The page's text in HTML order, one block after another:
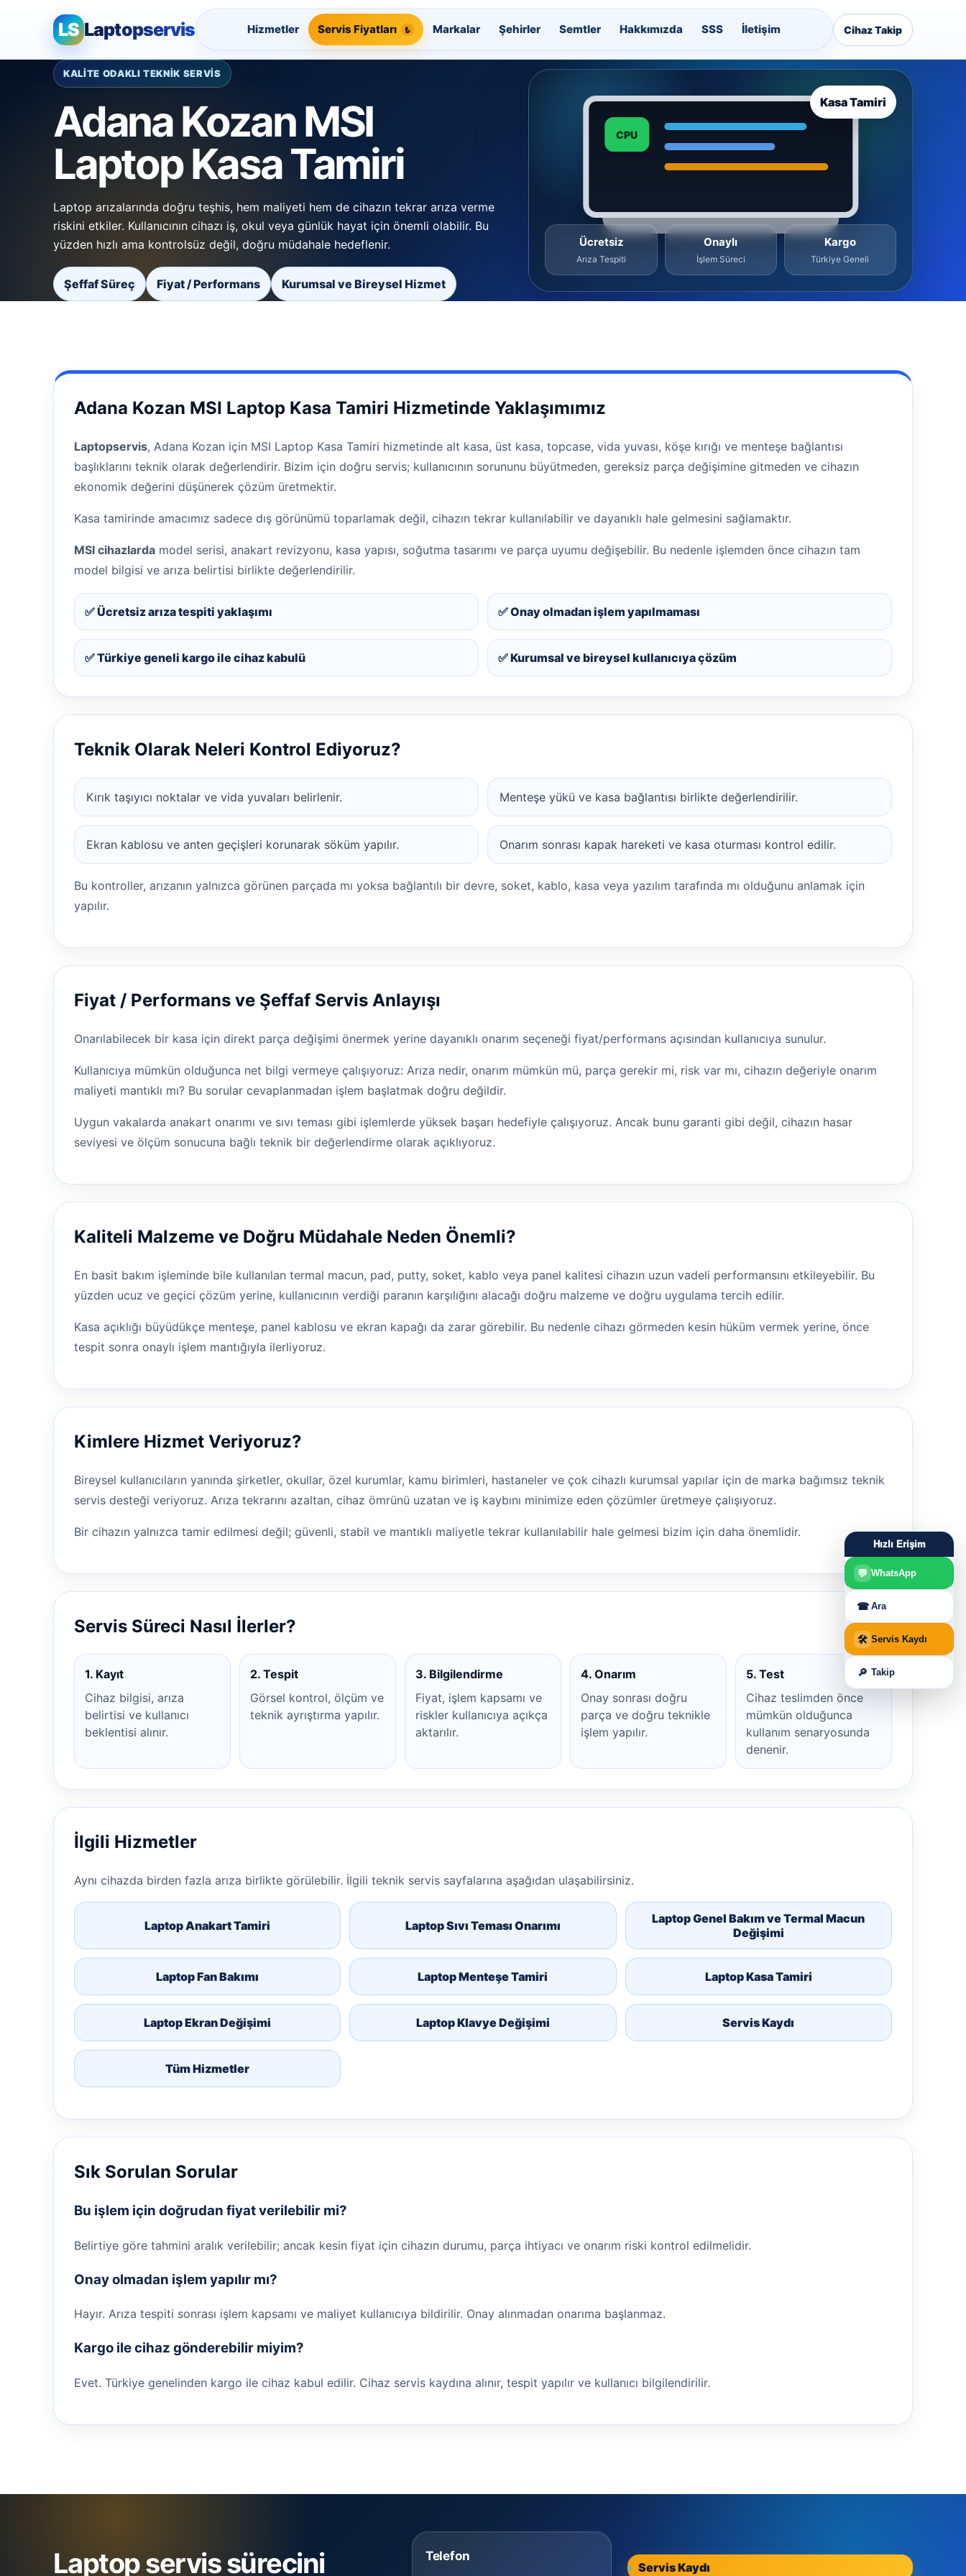
LS Laptopservis Hizmetler Servis Fiyatları Markalar Şehirler Semtler Hakkımızda SSS İletişim Cihaz Takip
KALİTE ODAKLI TEKNİK SERVİS
Adana Kozan MSI
Laptop Kasa Tamiri
Laptop arızalarında doğru teşhis, hem maliyeti hem de cihazın tekrar arıza verme
riskini etkiler. Kullanıcının cihazı iş, okul veya günlük hayat için önemli olabilir. Bu
yüzden hızlı ama kontrolsüz değil, doğru müdahale hedeflenir.
Şeffaf Süreç Fiyat / Performans Kurumsal ve Bireysel Hizmet
CPU
Kasa Tamiri
Ücretsiz
Arıza Tespiti
Onaylı
İşlem Süreci
Kargo
Türkiye Geneli
Adana Kozan MSI Laptop Kasa Tamiri Hizmetinde Yaklaşımımız
Laptopservis, Adana Kozan için MSI Laptop Kasa Tamiri hizmetinde alt kasa, üst kasa, topcase, vida yuvası, köşe kırığı ve menteşe bağlantısı
başlıklarını teknik olarak değerlendirir. Bizim için doğru servis; kullanıcının sorununu büyütmeden, gereksiz parça değişimine gitmeden ve cihazın
ekonomik değerini düşünerek çözüm üretmektir.
Kasa tamirinde amacımız sadece dış görünümü toparlamak değil, cihazın tekrar kullanılabilir ve dayanıklı hale gelmesini sağlamaktır.
MSI cihazlarda model serisi, anakart revizyonu, kasa yapısı, soğutma tasarımı ve parça uyumu değişebilir. Bu nedenle işlemden önce cihazın tam
model bilgisi ve arıza belirtisi birlikte değerlendirilir.
✅ Ücretsiz arıza tespiti yaklaşımı ✅ Onay olmadan işlem yapılmaması
✅ Türkiye geneli kargo ile cihaz kabulü ✅ Kurumsal ve bireysel kullanıcıya çözüm
Teknik Olarak Neleri Kontrol Ediyoruz?
Kırık taşıyıcı noktalar ve vida yuvaları belirlenir. Menteşe yükü ve kasa bağlantısı birlikte değerlendirilir.
Ekran kablosu ve anten geçişleri korunarak söküm yapılır. Onarım sonrası kapak hareketi ve kasa oturması kontrol edilir.
Bu kontroller, arızanın yalnızca görünen parçada mı yoksa bağlantılı bir devre, soket, kablo, kasa veya yazılım tarafında mı olduğunu anlamak için
yapılır.
Fiyat / Performans ve Şeffaf Servis Anlayışı
Onarılabilecek bir kasa için direkt parça değişimi önermek yerine dayanıklı onarım seçeneği fiyat/performans açısından kullanıcıya sunulur.
Kullanıcıya mümkün olduğunca net bilgi vermeye çalışıyoruz: Arıza nedir, onarım mümkün mü, parça gerekir mi, risk var mı, cihazın değeriyle onarım
maliyeti mantıklı mı? Bu sorular cevaplanmadan işlem başlatmak doğru değildir.
Uygun vakalarda anakart onarımı ve sıvı teması gibi işlemlerde yüksek başarı hedefiyle çalışıyoruz. Ancak bunu garanti gibi değil, cihazın hasar
seviyesi ve ölçüm sonucuna bağlı teknik bir değerlendirme olarak açıklıyoruz.
Kaliteli Malzeme ve Doğru Müdahale Neden Önemli?
En basit bakım işleminde bile kullanılan termal macun, pad, putty, soket, kablo veya panel kalitesi cihazın uzun vadeli performansını etkileyebilir. Bu
yüzden ucuz ve geçici çözüm yerine, kullanıcının verdiği paranın karşılığını alacağı doğru malzeme ve doğru uygulama tercih edilir.
Kasa açıklığı büyüdükçe menteşe, panel kablosu ve ekran kapağı da zarar görebilir. Bu nedenle cihazı görmeden kesin hüküm vermek yerine, önce
tespit sonra onaylı işlem mantığıyla ilerliyoruz.
Kimlere Hizmet Veriyoruz?
Bireysel kullanıcıların yanında şirketler, okullar, özel kurumlar, kamu birimleri, hastaneler ve çok cihazlı kurumsal yapılar için de marka bağımsız teknik
servis desteği veriyoruz. Arıza tekrarını azaltan, cihaz ömrünü uzatan ve iş kaybını minimize eden çözümler üretmeye çalışıyoruz.
Bir cihazın yalnızca tamir edilmesi değil; güvenli, stabil ve mantıklı maliyetle tekrar kullanılabilir hale gelmesi bizim için daha önemlidir.
Servis Süreci Nasıl İlerler?
1. Kayıt
Cihaz bilgisi, arıza
belirtisi ve kullanıcı
beklentisi alınır.
2. Tespit
Görsel kontrol, ölçüm ve
teknik ayrıştırma yapılır.
3. Bilgilendirme
Fiyat, işlem kapsamı ve
riskler kullanıcıya açıkça
aktarılır.
4. Onarım
Onay sonrası doğru
parça ve doğru teknikle
işlem yapılır.
5. Test
Cihaz teslimden önce
mümkün olduğunca
kullanım senaryosunda
denenir.
İlgili Hizmetler
Aynı cihazda birden fazla arıza birlikte görülebilir. İlgili teknik servis sayfalarına aşağıdan ulaşabilirsiniz.
Laptop Anakart Tamiri Laptop Sıvı Teması Onarımı
Laptop Genel Bakım ve Termal Macun
Değişimi
Laptop Fan Bakımı Laptop Menteşe Tamiri Laptop Kasa Tamiri
Laptop Ekran Değişimi Laptop Klavye Değişimi Servis Kaydı
Tüm Hizmetler
Sık Sorulan Sorular
Bu işlem için doğrudan fiyat verilebilir mi?
Belirtiye göre tahmini aralık verilebilir; ancak kesin fiyat için cihazın durumu, parça ihtiyacı ve onarım riski kontrol edilmelidir.
Onay olmadan işlem yapılır mı?
Hayır. Arıza tespiti sonrası işlem kapsamı ve maliyet kullanıcıya bildirilir. Onay alınmadan onarıma başlanmaz.
Kargo ile cihaz gönderebilir miyim?
Evet. Türkiye genelinden kargo ile cihaz kabul edilir. Cihaz servis kaydına alınır, tespit yapılır ve kullanıcı bilgilendirilir.
Laptop servis sürecini
Telefon
Servis Kaydı
Hızlı Erişim
💬 WhatsApp
☎ Ara
🛠 Servis Kaydı
🔎 Takip